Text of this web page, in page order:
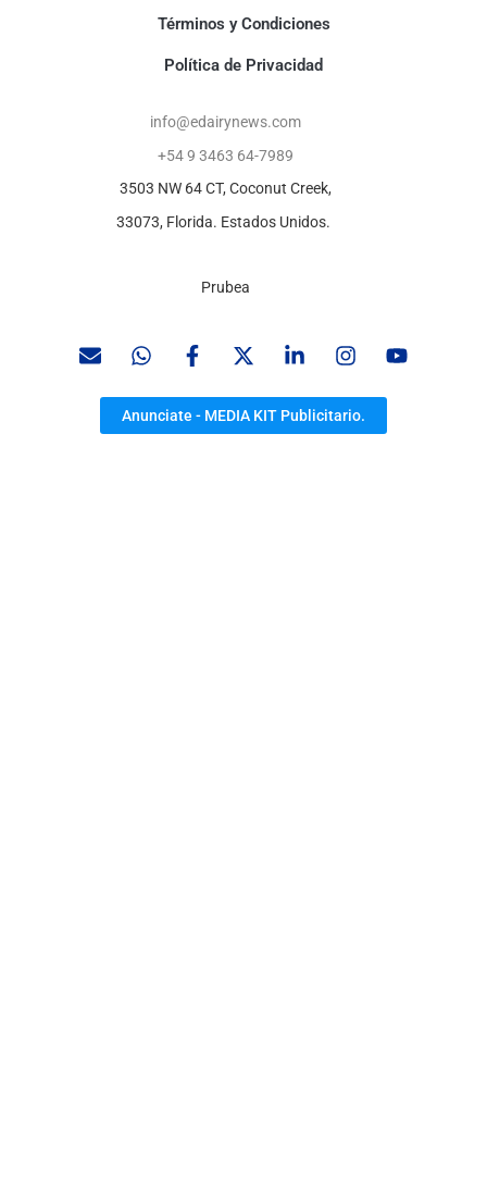
Términos y Condiciones
Política de Privacidad
info@edairynews.com
+54 9 3463 64-7989
3503 NW 64 CT, Coconut Creek,
33073, Florida. Estados Unidos.
Prubea
Anunciate - MEDIA KIT Publicitario.